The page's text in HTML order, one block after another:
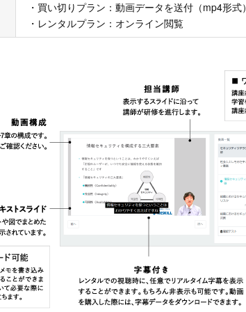
・買い切りプラン：動画データを送付（mp4形式）
・レンタルプラン：オンライン閲覧